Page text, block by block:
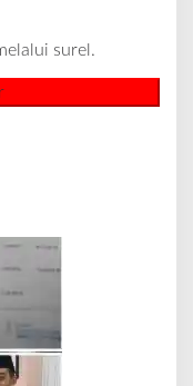
surel.